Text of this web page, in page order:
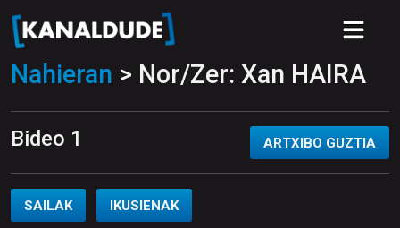
Nahieran > Nor/Zer: Xan HAIRA
Bideo 1 ARTXIBO GUZTIA
SAILAK IKUSIENAK